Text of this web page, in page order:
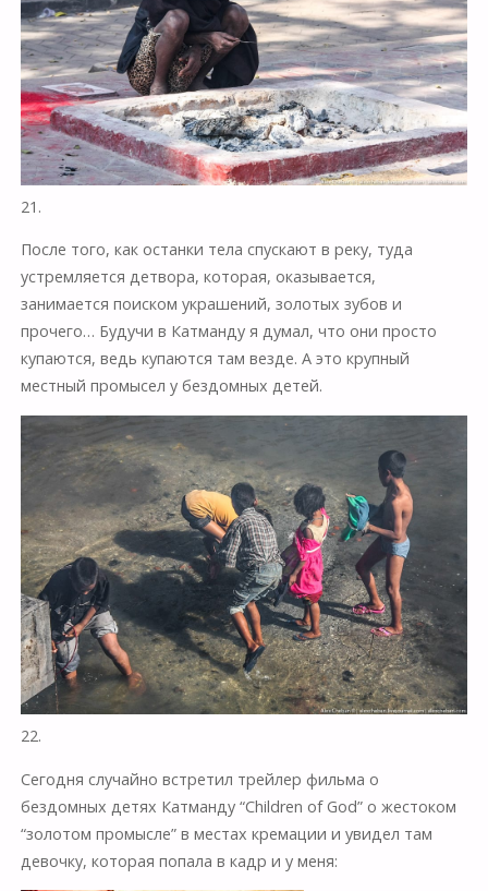
21.
После того, как останки тела спускают в реку, туда
устремляется детвора, которая, оказывается,
занимается поиском украшений, золотых зубов и
прочего… Будучи в Катманду я думал, что они просто
купаются, ведь купаются там везде. А это крупный
местный промысел у бездомных детей.
22.
Сегодня случайно встретил трейлер фильма о
бездомных детях Катманду “Children of God” о жестоком
“золотом промысле” в местах кремации и увидел там
девочку, которая попала в кадр и у меня: